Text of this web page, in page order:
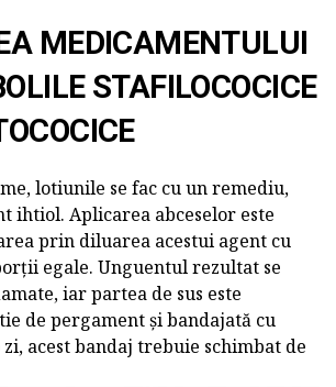
MEDICAMENTULUI
STAFILOCOCICE
lotiunile se fac cu un remediu,
ihtiol. Aplicarea abceselor este
prin diluarea acestui agent cu
egale. Unguentul rezultat se
iar partea de sus este
de pergament și bandajată cu
acest bandaj trebuie schimbat de